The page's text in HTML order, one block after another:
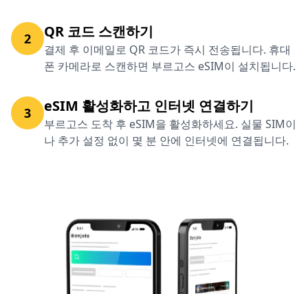
2 QR 코드 스캔하기
결제 후 이메일로 QR 코드가 즉시 전송됩니다. 휴대
폰 카메라로 스캔하면 부르고스 eSIM이 설치됩니다.
3 eSIM 활성화하고 인터넷 연결하기
부르고스 도착 후 eSIM을 활성화하세요. 실물 SIM이
나 추가 설정 없이 몇 분 안에 인터넷에 연결됩니다.